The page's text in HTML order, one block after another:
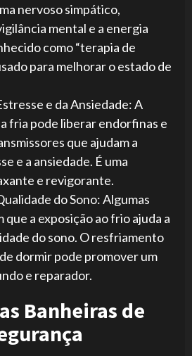
nervoso simpático,
mental e a energia
como “terapia de
para melhorar o estado de
e da Ansiedade: A
fria pode liberar endorfinas e
que ajudam a
e a ansiedade. É uma
e revigorante.
do Sono: Algumas
que a exposição ao frio ajuda a
do sono. O resfriamento
dormir pode promover um
e reparador.
Banheiras de